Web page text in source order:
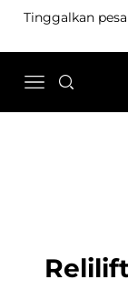
Tinggalkan